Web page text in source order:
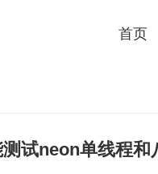
首页
试neon单线程和